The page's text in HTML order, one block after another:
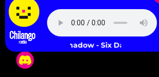
© 2026 SOPITAS.COM - MÚSICA, NOTICIAS, DEPORTES,
MÁS!.
DJ Shadow - Six Days